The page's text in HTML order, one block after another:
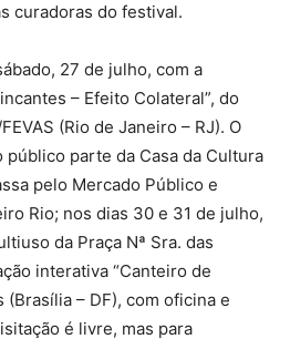
curadoras do festival.
27 de julho, com a
– Efeito Colateral”, do
(Rio de Janeiro – RJ). O
parte da Casa da Cultura
pelo Mercado Público e
Rio; nos dias 30 e 31 de julho,
da Praça Nª Sra. das
interativa “Canteiro de
(Brasília – DF), com oficina e
é livre, mas para